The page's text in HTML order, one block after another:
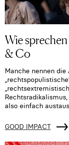
Wie
& Co
Manche nennen die
also einfach
GOOD IMPACT